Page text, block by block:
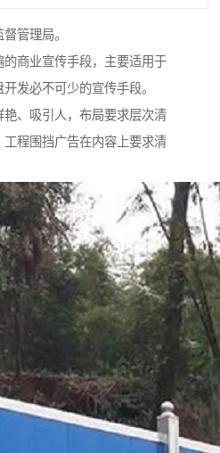
管理局。
商业宣传手段，主要适用于
发必不可少的宣传手段。
、吸引人，布局要求层次清
程围挡广告在内容上要求清